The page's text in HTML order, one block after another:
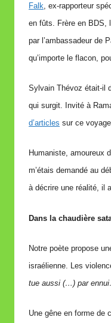
l
t
t
Falk , ex-rapporteur
en fûts. Frère en BDS,
par l’ambassadeur de
qu’importe le flacon,
Sylvain Thévoz était-il
qui surgit. Invité à
d’articles sur ce
Humaniste, amoureux
m’étais demandé au
à décrire une réalité, il
Dans la chaudière
Notre poète propose
israélienne. Les
tue aussi (…) par
Une gêne en forme de